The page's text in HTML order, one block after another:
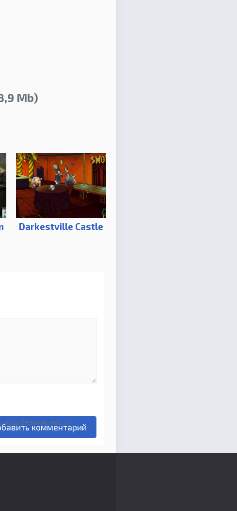
Mb)
Darkestville Castle